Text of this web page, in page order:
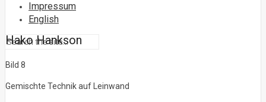
Impressum
English
Hako Hankson
Bild 8
Gemischte Technik auf Leinwand